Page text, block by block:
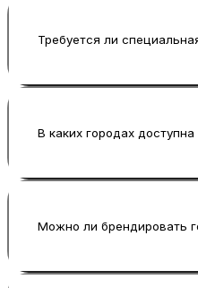
командных
Требуется ли
В каких городах
Туле, Калуге,
Саранске, Ростове-
Можно ли брендировать